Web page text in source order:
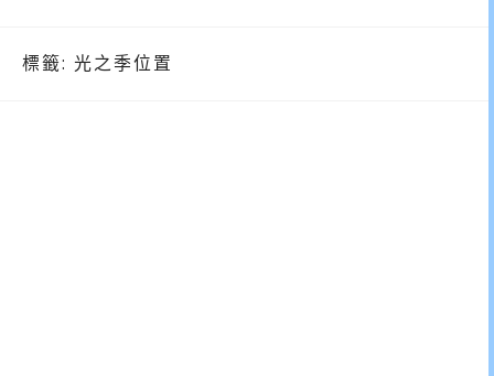
標籤: 光之季位置